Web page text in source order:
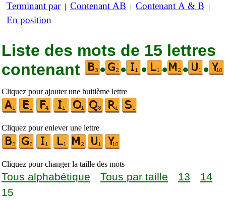
Terminant par| Contenant AB | Contenant A & B |
En position
Liste des mots de 15 lettres
contenant
• • • • • •
Cliquez pour ajouter une huitième lettre
Cliquez pour enlever une lettre
Cliquez pour changer la taille des mots
Tous alphabétique Tous par taille 13
14
15